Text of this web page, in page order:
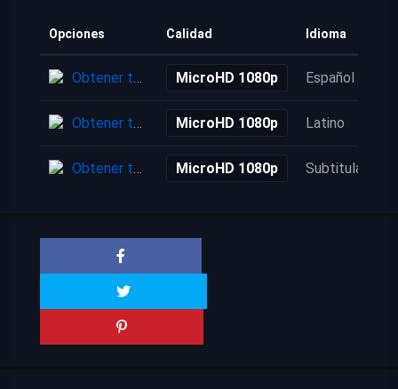
Opciones Calidad Idioma
Obtener torrent MicroHD 1080p Español
Obtener torrent MicroHD 1080p Latino
Obtener torrent MicroHD 1080p Subtitulada